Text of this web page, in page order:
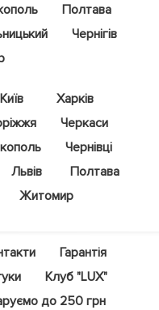
Полтава
Чернігів
Київ
Харків
Черкаси
Чернівці
Львів
Полтава
Житомир
Гарантія
Клуб "LUX"
до 250 грн